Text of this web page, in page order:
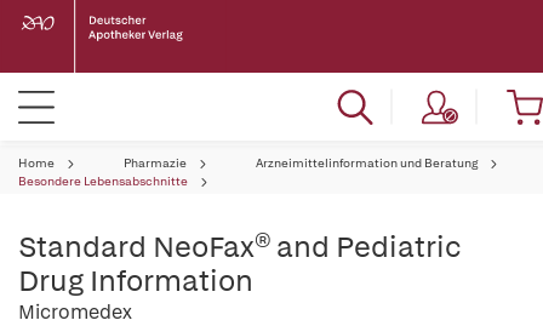
Home Pharmazie
Arzneimittelinformation und Beratung
Besondere Lebensabschnitte
Standard NeoFax® and Pediatric
Drug Information
Micromedex